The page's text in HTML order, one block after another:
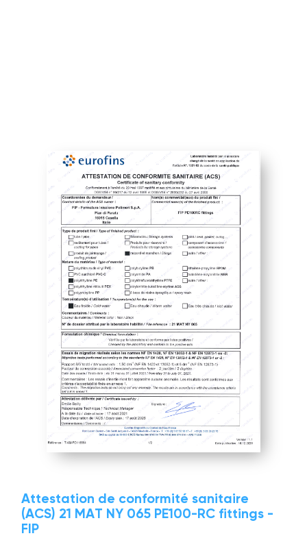
Attestation de conformité sanitaire
(ACS) 21 MAT NY 065 PE100-RC fittings -
FIP